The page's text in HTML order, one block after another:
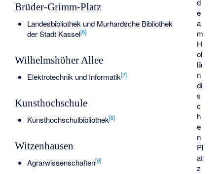
d
e
a
m
H
ol
lä
n
di
s
c
h
e
n
Pl
at
z
Brüder-Grimm-Platz
Landesbibliothek und Murhardsche Bibliothek
der Stadt Kassel[6]
Wilhelmshöher Allee
Elektrotechnik und Informatik[7]
Kunsthochschule
Kunsthochschulbibliothek[8]
Witzenhausen
Agrarwissenschaften[9]